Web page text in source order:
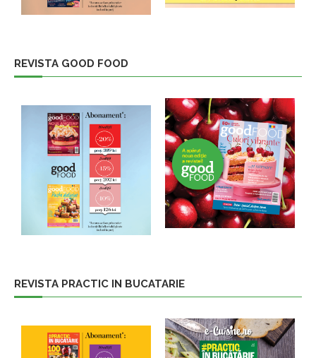
REVISTA GOOD FOOD
REVISTA PRACTIC IN BUCATARIE